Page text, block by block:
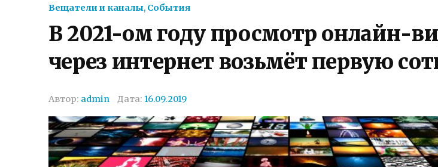
Вещатели и каналы, События
В 2021-ом году просмотр онлайн-
через интернет возьмёт первую
Автор: admin Дата: 16.09.2019